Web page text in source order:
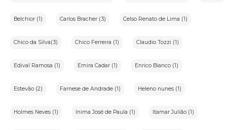
Belchior (1) Carlos Bracher (3) Celso Renato de Lima (1)
Chico da Silva(3) Chico Ferreira (1) Claudio Tozzi (1)
Edival Ramosa (1) Emira Cadar (1) Enrico Bianco (1)
Estevão (2) Farnese de Andrade (1) Heleno nunes (1)
Holmes Neves (1) Inima José de Paula (1) Itamar Julião (1)